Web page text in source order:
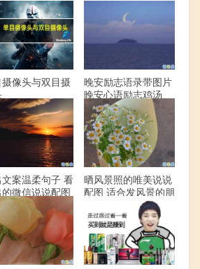
像头与双目摄
晚安励志语录带图片
晚安心语励志鸡汤
文案温柔句子 看
的微信说说配图
晒风景照的唯美说说
配图 适合发风景的朋